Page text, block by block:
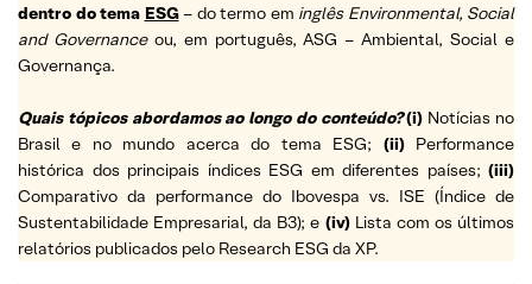
dentro do tema ESG – do termo em inglês Environmental, Social
and Governance ou, em português, ASG – Ambiental, Social e
Governança.
Quais tópicos abordamos ao longo do conteúdo? (i) Notícias no
Brasil e no mundo acerca do tema ESG; (ii)Performance
histórica dos principais índices ESG em diferentes países; (iii)
Comparativo da performance do Ibovespa vs. ISE (Índice de
Sustentabilidade Empresarial, da B3); e (iv)Lista com os últimos
relatórios publicados pelo Research ESG da XP.